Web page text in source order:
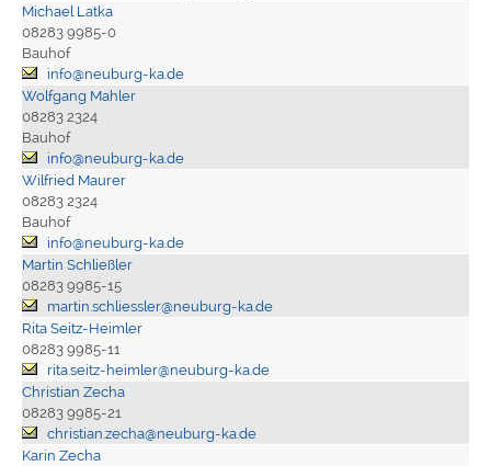
Michael Latka
08283 9985-0
Bauhof
info@neuburg-ka.de
Wolfgang Mahler
08283 2324
Bauhof
info@neuburg-ka.de
Wilfried Maurer
08283 2324
Bauhof
info@neuburg-ka.de
Martin Schließler
08283 9985-15
martin.schliessler@neuburg-ka.de
Rita Seitz-Heimler
08283 9985-11
rita.seitz-heimler@neuburg-ka.de
Christian Zecha
08283 9985-21
christian.zecha@neuburg-ka.de
Karin Zecha